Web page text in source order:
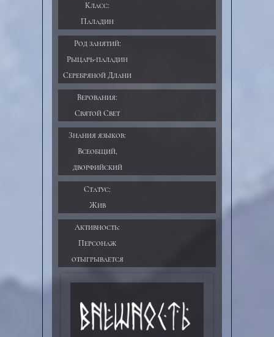
Класс:
Паладин
Род занятий:
Рыцарь-паладин
Серебряной Длани
Верования:
Святой Свет
Знания языков:
Всеобщий,
дворфийский
Статус:
Жив
Активность:
Персонаж
отыгрывается